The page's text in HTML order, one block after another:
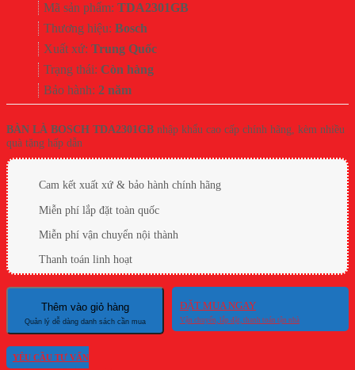
là:
1.400.000 ₫.
Mã sản phẩm: TDA2301GB
Thương hiệu: Bosch
Xuất xứ: Trung Quốc
Trạng thái: Còn hàng
Bảo hành: 2 năm
BÀN LÀ BOSCH TDA2301GB nhập khẩu cao cấp chính hãng, kèm nhiều
quà tặng hấp dẫn
Cam kết xuất xứ & bảo hành chính hãng
Miễn phí lắp đặt toàn quốc
Miễn phí vận chuyển nội thành
Thanh toán linh hoạt
Thêm vào giỏ hàng ĐẶT MUA NGAY
YÊU CẦU TƯ VẤN